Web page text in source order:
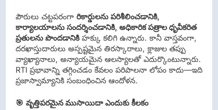
పౌరులు చట్టపరంగా రికార్డులను పరిశీలించడానికి,
కార్యాలయాలను సందర్శించడానికి, అధికారిక పత్రాల ధృవీకరిత
ప్రతులను పొందడానికిహక్కు కలిగి ఉన్నారు. కానీ వాస్తవంగా,
దరఖాస్తుదారులు అస్పష్టమైన తిరస్కారాలు, క్లాజుల తప్పు
వ్యాఖ్యానాలు, అన్యాయమైన ఆలస్యాలతో ఎదుర్కొంటున్నారు.
RTI ప్రభావాన్ని తగ్గించడం కేవలం పరిపాలనా లోపం కాదు—ఇది
ప్రజాస్వామ్యానికి సంబంధించిన ఆందోళన.
🎯 వృత్తిపరమైన ముసాయిదా ఎందుకు కీలకం